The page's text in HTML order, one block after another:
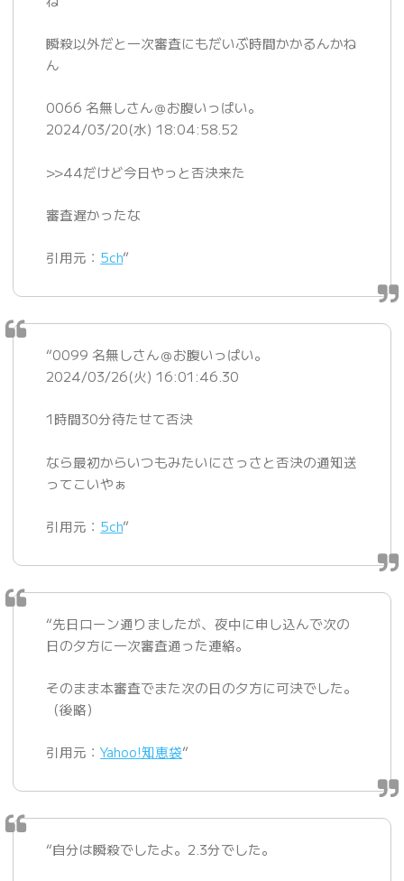
瞬殺以外だと一次審査にもだいぶ時間かかるんかね
ん
0066 名無しさん＠お腹いっぱい。
2024/03/20(水) 18:04:58.52
>>44だけど今日やっと否決来た
審査遅かったな
引用元： 5ch”
“0099 名無しさん＠お腹いっぱい。
2024/03/26(火) 16:01:46.30
1時間30分待たせて否決
なら最初からいつもみたいにさっさと否決の通知送
ってこいやぁ
引用元： 5ch”
“先日ローン通りましたが、夜中に申し込んで次の
日の夕方に一次審査通った連絡。
そのまま本審査でまた次の日の夕方に可決でした。
（後略）
引用元：Yahoo!知恵袋”
“自分は瞬殺でしたよ。2.3分でした。